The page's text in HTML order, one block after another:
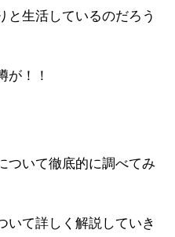
と生活しているのだろう
が！！
ついて徹底的に調べてみ
いて詳しく解説していき